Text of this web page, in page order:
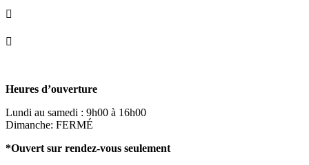


Heures d’ouverture
Lundi au samedi : 9h00 à 16h00
Dimanche: FERMÉ
*Ouvert sur rendez-vous seulement